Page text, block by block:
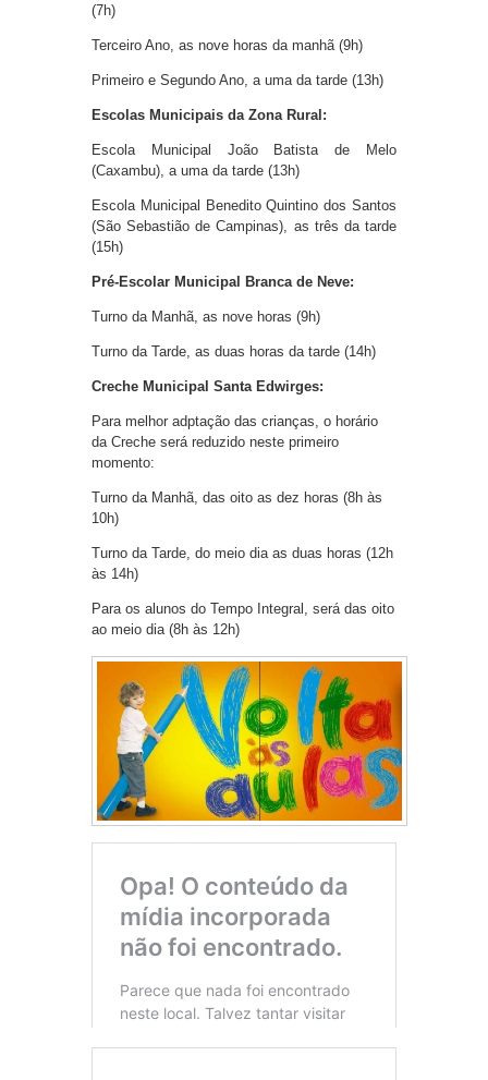
(7h)
Terceiro Ano, as nove horas da manhã (9h)
Primeiro e Segundo Ano, a uma da tarde (13h)
Escolas Municipais da Zona Rural:
Escola Municipal João Batista de Melo
(Caxambu), a uma da tarde (13h)
Escola Municipal Benedito Quintino dos Santos
(São Sebastião de Campinas), as três da tarde
(15h)
Pré-Escolar Municipal Branca de Neve:
Turno da Manhã, as nove horas (9h)
Turno da Tarde, as duas horas da tarde (14h)
Creche Municipal Santa Edwirges:
Para melhor adptação das crianças, o horário
da Creche será reduzido neste primeiro
momento:
Turno da Manhã, das oito as dez horas (8h às
10h)
Turno da Tarde, do meio dia as duas horas (12h
às 14h)
Para os alunos do Tempo Integral, será das oito
ao meio dia (8h às 12h)